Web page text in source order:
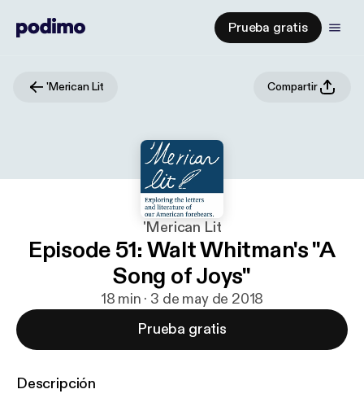
Prueba gratis
'Merican Lit Compartir
'Merican Lit
Episode 51: Walt Whitman's "A
Song of Joys"
18 min · 3 de may de 2018
Prueba gratis
Descripción